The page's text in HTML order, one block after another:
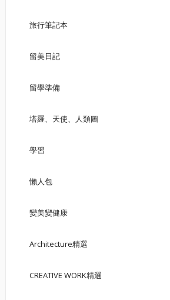
旅行筆記本
留美日記
留學準備
塔羅、天使、人類圖
學習
懶人包
變美變健康
Architecture精選
CREATIVE WORK精選